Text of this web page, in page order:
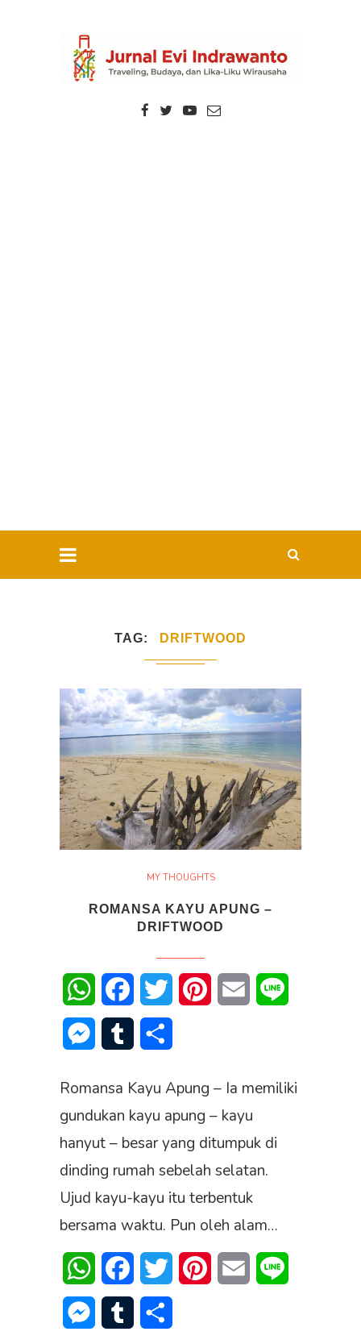
TAG DRIFTWOOD
MY THOUGHTS
ROMANSA KAYU APUNG –
DRIFTWOOD
WhatsAppFacebookTwitter PinterestEmail
Messenger
Tumblr
Romansa Kayu Apung – Ia memiliki
gundukan kayu apung – kayu
hanyut – besar yang ditumpuk di
dinding rumah sebelah selatan.
Ujud kayu-kayu itu terbentuk
bersama waktu. Pun oleh alam…
WhatsAppFacebookTwitter PinterestEmail
Messenger
Tumblr